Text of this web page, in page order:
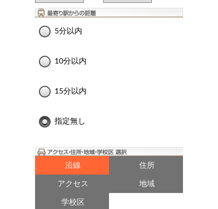
5分以内
10分以内
15分以内
指定無し
沿線 住所
アクセス 地域
学校区